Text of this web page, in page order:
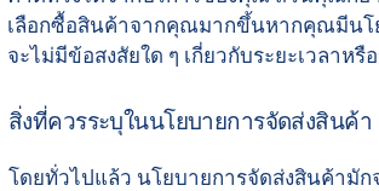
เลือกซื้อสินค้าจากคุณมากขึ้นหากคุณมีนโ
จะไม่มีข้อสงสัยใด ๆ เกี่ยวกับระยะเวลา
สิ่งที่ควรระบุในนโยบายการจัดส่งสินค้า
โดยทั่วไปแล้ว นโยบายการจัดส่งสินค้ามัก